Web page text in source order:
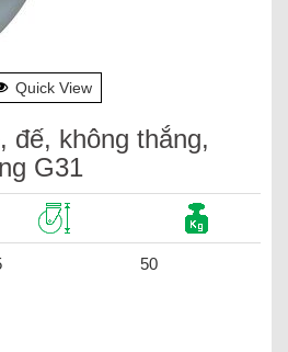
Quick View
đế, không thắng,
G31
50